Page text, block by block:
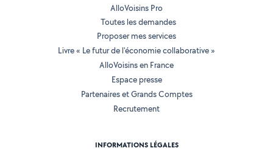
AlloVoisins Pro
Toutes les demandes
Proposer mes services
Livre « Le futur de l'économie collaborative »
AlloVoisins en France
Espace presse
Partenaires et Grands Comptes
Recrutement
INFORMATIONS LÉGALES